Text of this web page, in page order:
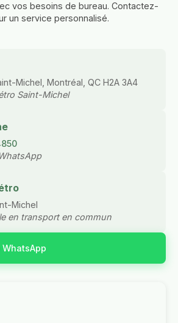
vos besoins de bureau. Contactez-
un service personnalisé.
Michel, Montréal, QC H2A 3A4
Saint-Michel
Michel
en transport en commun